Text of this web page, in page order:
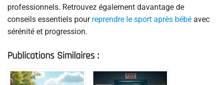
professionnels. Retrouvez également davantage de
conseils essentiels pour reprendre le sport après bébé avec
sérénité et progression.
Publications Similaires :